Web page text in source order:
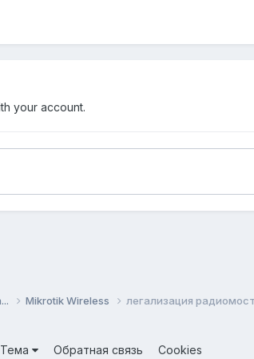
your account.
Mikrotik Wireless легализация
Тема Обратная связь Cookies